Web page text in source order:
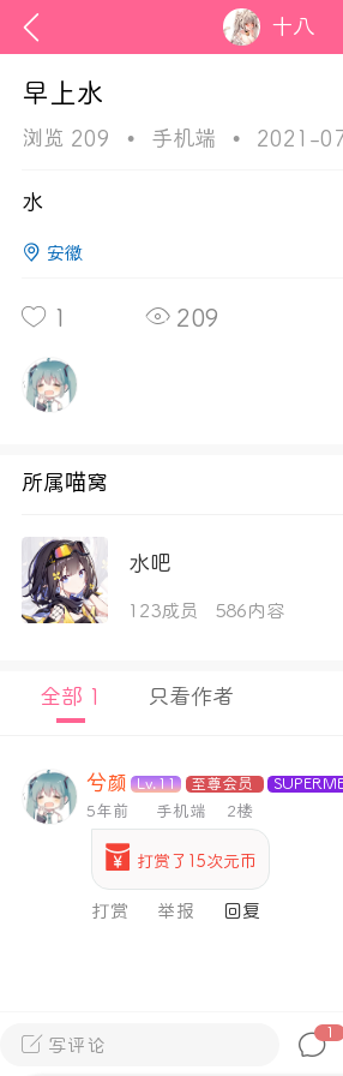
十八
区发布非法内容 发现立即永久封号
P站美图推荐——紫
写评论
1
早上水
浏览 209 • 手机端 • 2021-
水
安徽
1 209
所属喵窝
水吧
123成员 586内容
全部 1 只看作者
兮颜 Lv.11 至尊会员
5年前
手机端 2楼
打赏了15次元币
打赏 举报